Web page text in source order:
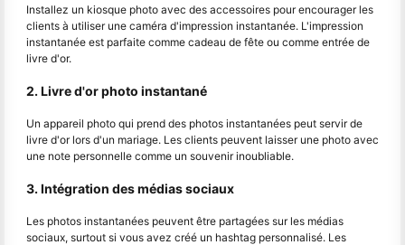
Installez un kiosque photo avec des accessoires pour encourager les
clients à utiliser une caméra d'impression instantanée. L'impression
instantanée est parfaite comme cadeau de fête ou comme entrée de
livre d'or.
2. Livre d'or photo instantané
Un appareil photo qui prend des photos instantanées peut servir de
livre d'or lors d'un mariage. Les clients peuvent laisser une photo avec
une note personnelle comme un souvenir inoubliable.
3. Intégration des médias sociaux
Les photos instantanées peuvent être partagées sur les médias
sociaux, surtout si vous avez créé un hashtag personnalisé. Les